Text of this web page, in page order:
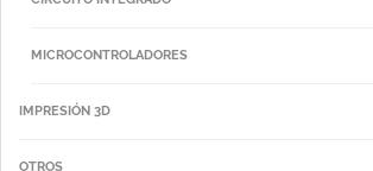
MICROCONTROLADORES
IMPRESIÓN 3D
OTROS